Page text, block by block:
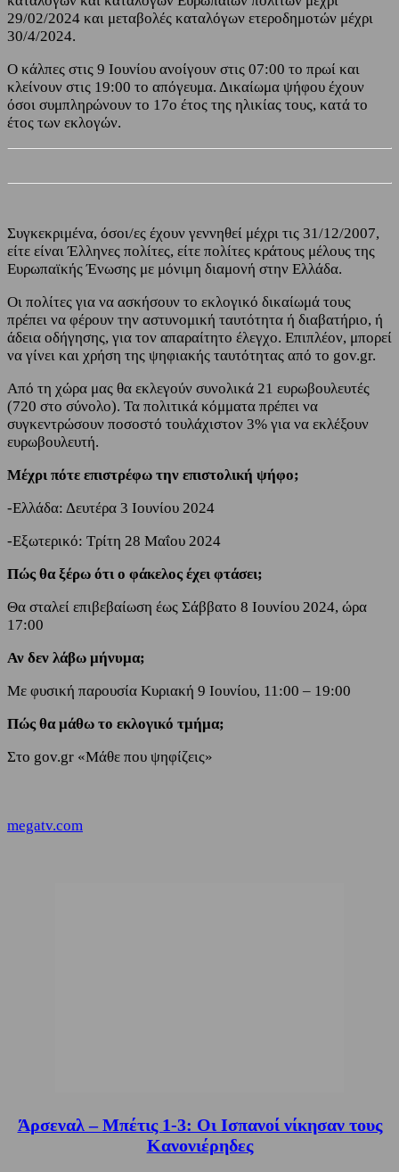
29/02/2024 και μεταβολές καταλόγων ετεροδημοτών μέχρι
30/4/2024.
Ο κάλπες στις 9 Ιουνίου ανοίγουν στις 07:00 το πρωί και
κλείνουν στις 19:00 το απόγευμα. Δικαίωμα ψήφου έχουν
όσοι συμπληρώνουν το 17ο έτος της ηλικίας τους, κατά το
έτος των εκλογών.
Συγκεκριμένα, όσοι/ες έχουν γεννηθεί μέχρι τις 31/12/2007,
είτε είναι Έλληνες πολίτες, είτε πολίτες κράτους μέλους της
Ευρωπαϊκής Ένωσης με μόνιμη διαμονή στην Ελλάδα.
Οι πολίτες για να ασκήσουν το εκλογικό δικαίωμά τους
πρέπει να φέρουν την αστυνομική ταυτότητα ή διαβατήριο, ή
άδεια οδήγησης, για τον απαραίτητο έλεγχο. Επιπλέον, μπορεί
να γίνει και χρήση της ψηφιακής ταυτότητας από το gov.gr.
Από τη χώρα μας θα εκλεγούν συνολικά 21 ευρωβουλευτές
(720 στο σύνολο). Τα πολιτικά κόμματα πρέπει να
συγκεντρώσουν ποσοστό τουλάχιστον 3% για να εκλέξουν
ευρωβουλευτή.
Μέχρι πότε επιστρέφω την επιστολική ψήφο;
-Ελλάδα: Δευτέρα 3 Ιουνίου 2024
-Εξωτερικό: Τρίτη 28 Μαΐου 2024
Πώς θα ξέρω ότι ο φάκελος έχει φτάσει;
Θα σταλεί επιβεβαίωση έως Σάββατο 8 Ιουνίου 2024, ώρα
17:00
Αν δεν λάβω μήνυμα;
Με φυσική παρουσία Κυριακή 9 Ιουνίου, 11:00 – 19:00
Πώς θα μάθω το εκλογικό τμήμα;
Στο gov.gr «Μάθε που ψηφίζεις»
megatv.com
Άρσεναλ – Μπέτις 1-3: Οι Ισπανοί νίκησαν τους
Κανονιέρηδες